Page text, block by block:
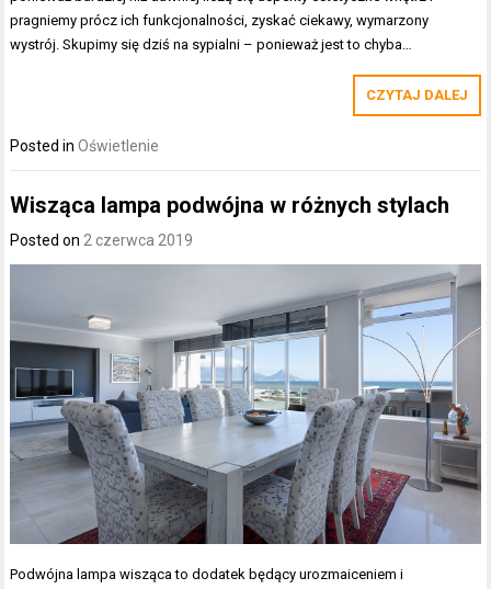
pragniemy prócz ich funkcjonalności, zyskać ciekawy, wymarzony
wystrój. Skupimy się dziś na sypialni – ponieważ jest to chyba…
CZYTAJ DALEJ
Posted inOświetlenie
Wisząca lampa podwójna w różnych stylach
Posted on 2 czerwca 2019
Podwójna lampa wisząca to dodatek będący urozmaiceniem i